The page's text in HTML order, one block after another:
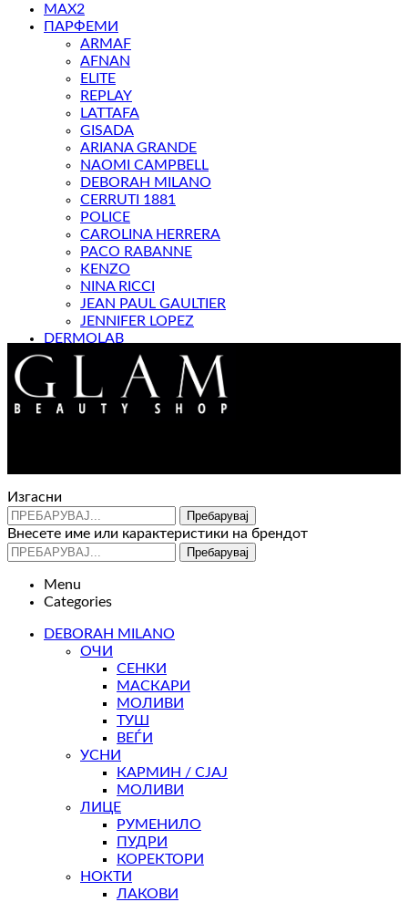
MAX2
ПАРФЕМИ
ARMAF
AFNAN
ELITE
REPLAY
LATTAFA
GISADA
ARIANA GRANDE
NAOMI CAMPBELL
DEBORAH MILANO
CERRUTI 1881
POLICE
CAROLINA HERRERA
PACO RABANNE
KENZO
NINA RICCI
JEAN PAUL GAULTIER
JENNIFER LOPEZ
DERMOLAB
МАГАЗИН
Изгасни
Пребарувај
Внесете име или карактеристики на брендот
Пребарувај
Menu
Categories
DEBORAH MILANO
ОЧИ
СЕНКИ
МАСКАРИ
МОЛИВИ
ТУШ
ВЕЃИ
УСНИ
КАРМИН / СЈАЈ
МОЛИВИ
ЛИЦЕ
РУМЕНИЛО
ПУДРИ
КОРЕКТОРИ
НОКТИ
ЛАКОВИ